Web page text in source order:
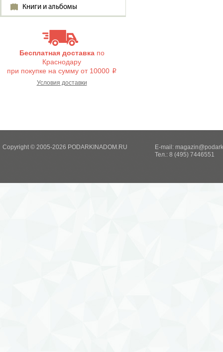
Книги и альбомы
Бесплатная доставкапо
Краснодару
при покупке на сумму от 10000 i
Условия доставки
Copyright © 2005-2026 PODARKINADOM.RU E-mail:
Тел.: 8 (495) 7446551